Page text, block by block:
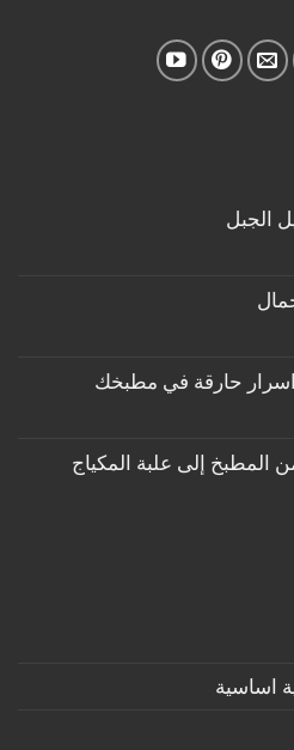
الجبل
المطبخ إلى علبة المكياج